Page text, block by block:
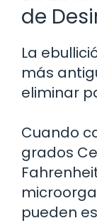
de
La
más
eliminar
Cuando
grados
pueden